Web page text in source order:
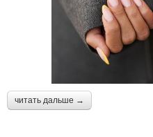
читать дальше →